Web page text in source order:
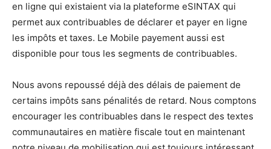
en ligne qui existaient via la plateforme eSINTAX qui
permet aux contribuables de déclarer et payer en ligne
les impôts et taxes. Le Mobile payement aussi est
disponible pour tous les segments de contribuables.
Nous avons repoussé déjà des délais de paiement de
certains impôts sans pénalités de retard. Nous comptons
encourager les contribuables dans le respect des textes
communautaires en matière fiscale tout en maintenant